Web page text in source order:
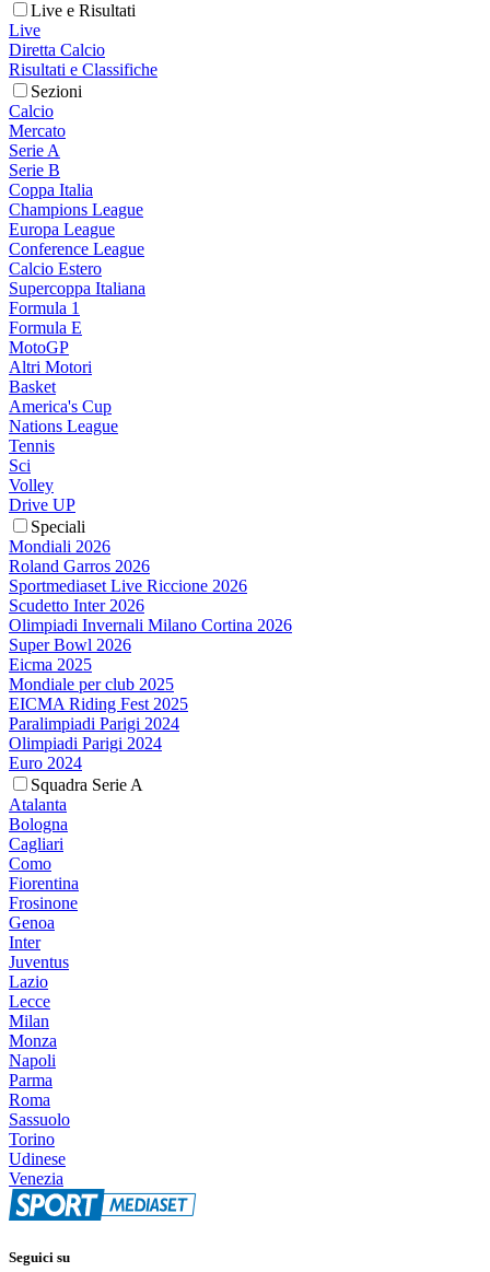
Live e Risultati
Live
Diretta Calcio
Risultati e Classifiche
Sezioni
Calcio
Mercato
Serie A
Serie B
Coppa Italia
Champions League
Europa League
Conference League
Calcio Estero
Supercoppa Italiana
Formula 1
Formula E
MotoGP
Altri Motori
Basket
America's Cup
Nations League
Tennis
Sci
Volley
Drive UP
Speciali
Mondiali 2026
Roland Garros 2026
Sportmediaset Live Riccione 2026
Scudetto Inter 2026
Olimpiadi Invernali Milano Cortina 2026
Super Bowl 2026
Eicma 2025
Mondiale per club 2025
EICMA Riding Fest 2025
Paralimpiadi Parigi 2024
Olimpiadi Parigi 2024
Euro 2024
Squadra Serie A
Atalanta
Bologna
Cagliari
Como
Fiorentina
Frosinone
Genoa
Inter
Juventus
Lazio
Lecce
Milan
Monza
Napoli
Parma
Roma
Sassuolo
Torino
Udinese
Venezia
Seguici su